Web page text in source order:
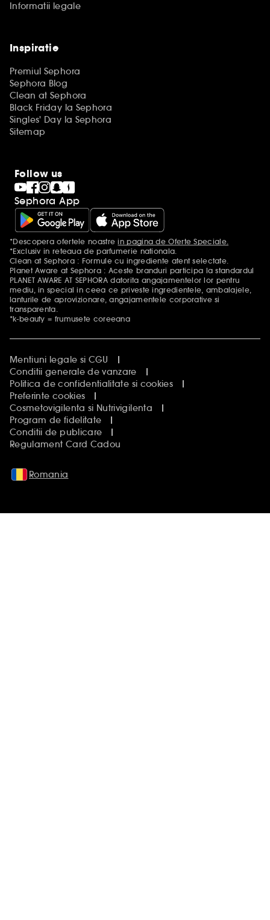
Informatii legale
Inspiratie
Premiul Sephora
Sephora Blog
Clean at Sephora
Black Friday la Sephora
Singles' Day la Sephora
Sitemap
Follow us
Sephora App
Mentiuni aditionale
*Descopera ofertele noastrein pagina de Oferte Speciale.
*Exclusiv in reteaua de parfumerie nationala.
Clean at Sephora : Formule cu ingrediente atent selectate.
Planet Aware at Sephora : Aceste branduri participa la standardul
PLANET AWARE AT SEPHORA datorita angajamentelor lor pentru
mediu, in special in ceea ce priveste ingredientele, ambalajele,
lanturile de aprovizionare, angajamentele corporative si
transparenta.
*k-beauty = frumusete coreeana
Mentiuni legale si CGU
Conditii generale de vanzare
Politica de confidentialitate si cookies
Preferinte cookies
Cosmetovigilenta si Nutrivigilenta
Program de fidelitate
Conditii de publicare
Regulament Card Cadou
Romania